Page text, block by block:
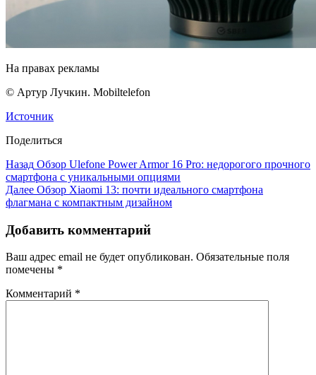
На правах рекламы
© Артур Лучкин. Mobiltelefon
Источник
Поделиться
Назад Обзор Ulefone Power Armor 16 Pro: недорогого прочного
смартфона с уникальными опциями
Далее Обзор Xiaomi 13: почти идеального смартфона
флагмана с компактным дизайном
Добавить комментарий
Ваш адрес email не будет опубликован. Обязательные поля
помечены *
Комментарий *